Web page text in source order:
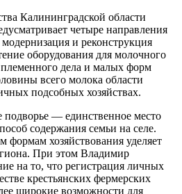
Калининградской области
четыре направления
и реконструкция
оборудования для молочного
дела и малых форм
всего молока области
подсобных хозяйствах.
— единственное место
содержания семьи на селе.
хозяйствования уделяет
При этом Владимир
на то, что регистрация личных
крестьянских фермерских
широкие возможности для